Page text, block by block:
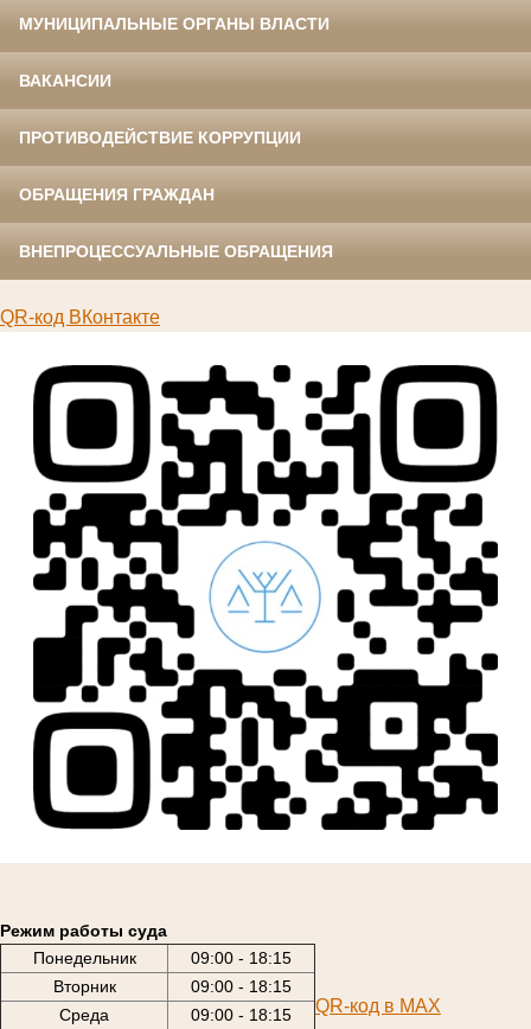
МУНИЦИПАЛЬНЫЕ ОРГАНЫ ВЛАСТИ
ВАКАНСИИ
ПРОТИВОДЕЙСТВИЕ КОРРУПЦИИ
ОБРАЩЕНИЯ ГРАЖДАН
ВНЕПРОЦЕССУАЛЬНЫЕ ОБРАЩЕНИЯ
QR-код ВКонтакте
Режим работы суда
Понедельник
09:00 - 18:15
Вторник
09:00 - 18:15
Среда
09:00 - 18:15 QR-код в МАХ